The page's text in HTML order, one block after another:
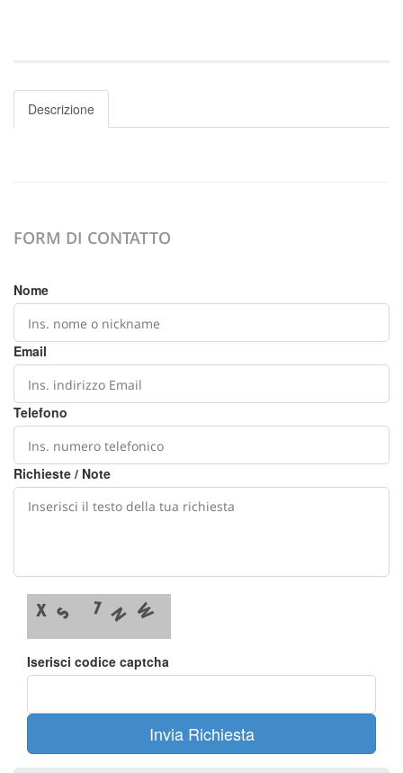
Descrizione
FORM DI CONTATTO
Nome
Email
Telefono
Richieste / Note
Iserisci codice captcha
Invia Richiesta